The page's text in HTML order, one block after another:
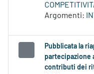
Argomenti:
Pubblicata la
partecipazione
contributi dei